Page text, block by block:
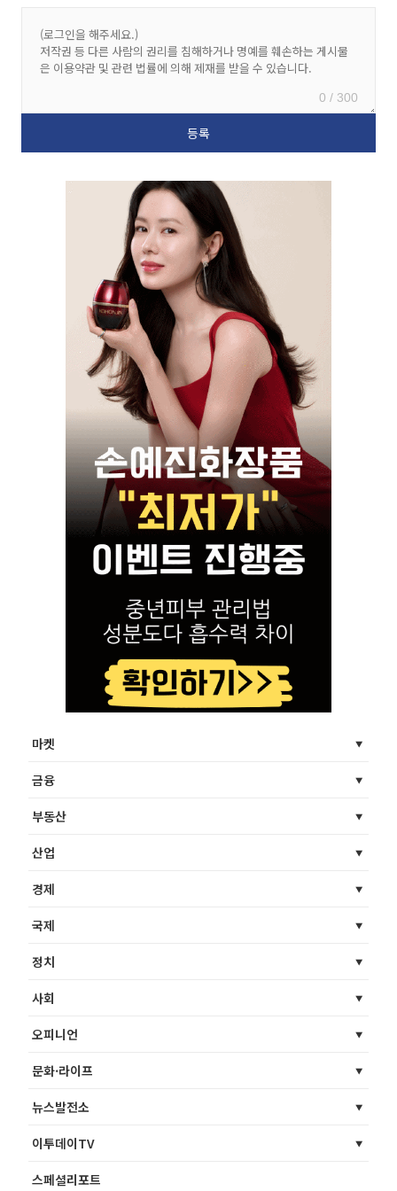
0 / 300
마켓
금융
부동산
산업
경제
국제
정치
사회
오피니언
문화·라이프
뉴스발전소
이투데이TV
스페셜리포트